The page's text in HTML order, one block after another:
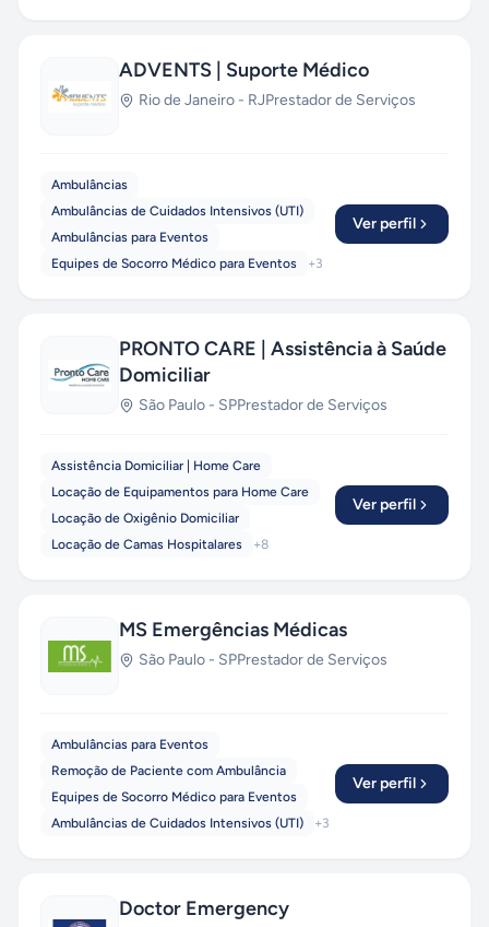
ADVENTS | Suporte Médico
Rio de Janeiro - RJPrestador de Serviços
Ambulâncias
Ambulâncias de Cuidados Intensivos (UTI)
Ambulâncias para Eventos
Equipes de Socorro Médico para Eventos
+3
Ver perfil
PRONTO CARE | Assistência à Saúde
Domiciliar
São Paulo - SPPrestador de Serviços
Assistência Domiciliar | Home Care
Locação de Equipamentos para Home Care
Locação de Oxigênio Domiciliar
Locação de Camas Hospitalares
+8
Ver perfil
MS Emergências Médicas
São Paulo - SPPrestador de Serviços
Ambulâncias para Eventos
Remoção de Paciente com Ambulância
Equipes de Socorro Médico para Eventos
Ambulâncias de Cuidados Intensivos (UTI)
+3
Ver perfil
Doctor Emergency